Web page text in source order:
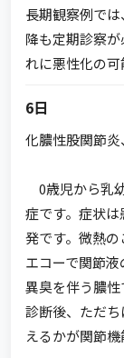
長期観察例で
降も定期診察
れに悪性化の可
6日
化膿性股関節
0歳児から乳
症です。症状
発です。微熱
エコーで関節液
異臭を伴う膿
診断後、ただ
えるかが関節機